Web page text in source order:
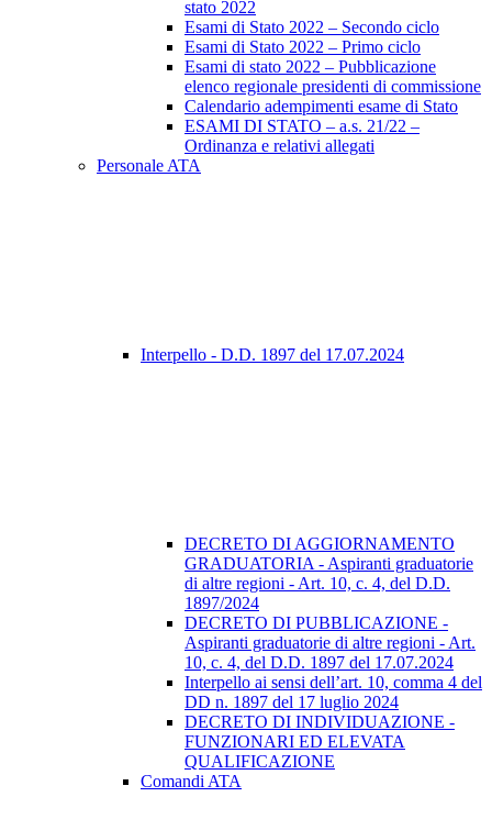
stato 2022
Esami di Stato 2022 – Secondo ciclo
Esami di Stato 2022 – Primo ciclo
Esami di stato 2022 – Pubblicazione
elenco regionale presidenti di commissione
Calendario adempimenti esame di Stato
ESAMI DI STATO – a.s. 21/22 –
Ordinanza e relativi allegati
Personale ATA
Interpello - D.D. 1897 del 17.07.2024
DECRETO DI AGGIORNAMENTO
GRADUATORIA - Aspiranti graduatorie
di altre regioni - Art. 10, c. 4, del D.D.
1897/2024
DECRETO DI PUBBLICAZIONE -
Aspiranti graduatorie di altre regioni - Art.
10, c. 4, del D.D. 1897 del 17.07.2024
Interpello ai sensi dell’art. 10, comma 4 del
DD n. 1897 del 17 luglio 2024
DECRETO DI INDIVIDUAZIONE -
FUNZIONARI ED ELEVATA
QUALIFICAZIONE
Comandi ATA